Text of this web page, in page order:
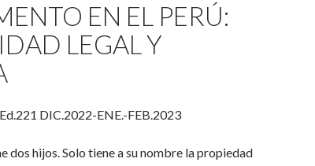
EN EL PERÚ:
LEGAL Y
DIC.2022-ENE.-FEB.2023
dos hijos. Solo tiene a su nombre la propiedad